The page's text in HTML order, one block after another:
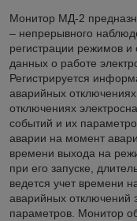
Монитор МД-2
– непрерывного
регистрации режимов и
данных о работе
Регистрируется
аварийных
отключениях
событий и их
аварии на момент
времени выхода на
при его запуске,
ведется учет времени
аварийных отключений
параметров. Монитор